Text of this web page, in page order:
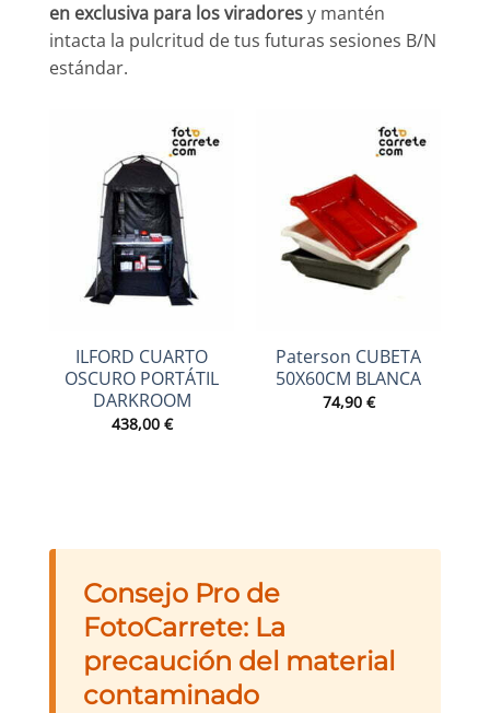
en exclusiva para los viradoresy mantén
intacta la pulcritud de tus futuras sesiones B/N
estándar.
ILFORD CUARTO
OSCURO PORTÁTIL
DARKROOM
438,00 €
Paterson CUBETA
50X60CM BLANCA
74,90 €
Consejo Pro de
FotoCarrete: La
precaución del material
contaminado